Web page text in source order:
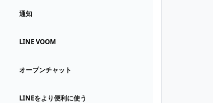
通知
LINE VOOM
オープンチャット
LINEをより便利に使う